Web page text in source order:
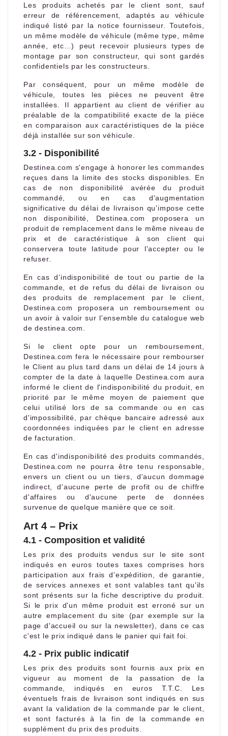
Les produits achetés par le client sont, sauf
erreur de référencement, adaptés au véhicule
indiqué listé par la notice fournisseur. Toutefois,
un même modèle de véhicule (même type, même
année, etc…) peut recevoir plusieurs types de
montage par son constructeur, qui sont gardés
confidentiels par les constructeurs.
Par conséquent, pour un même modèle de
véhicule, toutes les pièces ne peuvent être
installées. Il appartient au client de vérifier au
préalable de la compatibilité exacte de la pièce
en comparaison aux caractéristiques de la pièce
déjà installée sur son véhicule.
3.2 - Disponibilité
Destinea.com s'engage à honorer les commandes
reçues dans la limite des stocks disponibles. En
cas de non disponibilité avérée du produit
commandé, ou en cas d'augmentation
significative du délai de livraison qu'impose cette
non disponibilité, Destinea.com proposera un
produit de remplacement dans le même niveau de
prix et de caractéristique à son client qui
conservera toute latitude pour l'accepter ou le
refuser.
En cas d’indisponibilité de tout ou partie de la
commande, et de refus du délai de livraison ou
des produits de remplacement par le client,
Destinea.com proposera un remboursement ou
un avoir à valoir sur l'ensemble du catalogue web
de destinea.com.
Si le client opte pour un remboursement,
Destinea.com fera le nécessaire pour rembourser
le Client au plus tard dans un délai de 14 jours à
compter de la date à laquelle Destinea.com aura
informé le client de l'indisponibilité du produit, en
priorité par le même moyen de paiement que
celui utilisé lors de sa commande ou en cas
d'impossibilité, par chèque bancaire adressé aux
coordonnées indiquées par le client en adresse
de facturation.
En cas d'indisponibilité des produits commandés,
Destinea.com ne pourra être tenu responsable,
envers un client ou un tiers, d'aucun dommage
indirect, d'aucune perte de profit ou de chiffre
d'affaires ou d'aucune perte de données
survenue de quelque manière que ce soit.
Art 4 – Prix
4.1 - Composition et validité
Les prix des produits vendus sur le site sont
indiqués en euros toutes taxes comprises hors
participation aux frais d'expédition, de garantie,
de services annexes et sont valables tant qu'ils
sont présents sur la fiche descriptive du produit.
Si le prix d'un même produit est erroné sur un
autre emplacement du site (par exemple sur la
page d'accueil ou sur la newsletter), dans ce cas
c'est le prix indiqué dans le panier qui fait foi.
4.2 - Prix public indicatif
Les prix des produits sont fournis aux prix en
vigueur au moment de la passation de la
commande, indiqués en euros T.T.C. Les
éventuels frais de livraison sont indiqués en sus
avant la validation de la commande par le client,
et sont facturés à la fin de la commande en
supplément du prix des produits.